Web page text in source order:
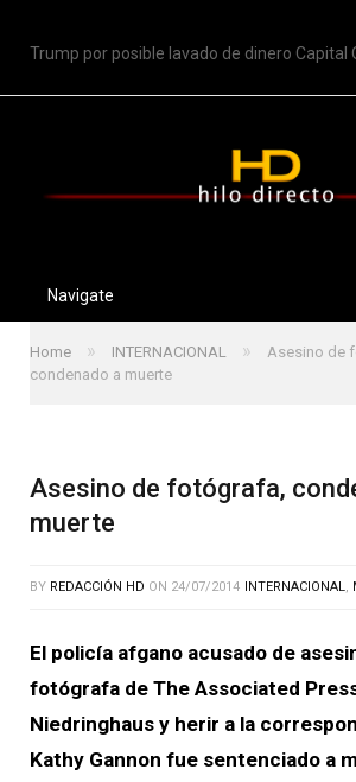
Navigate
Home » INTERNACIONAL »
Asesino de
condenado a muerte
Asesino de fotógrafa,
muerte
BY REDACCIÓN HD ON 24/07/2014 INTERNACIONAL,
El policía afgano acusado de
fotógrafa de The Associated
Niedringhaus y herir a la
Kathy Gannon fue sentenciado a